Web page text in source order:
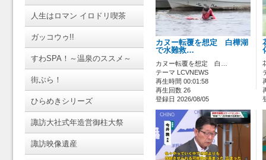
人生はロマン イロドリ喫茶
ガッコウゥ!!
すわSPA！～温泉のススメ～
街ぶら！
ひらめきシリーズ
諏訪大社式年造営御柱大祭
諏訪映像遺産
カヌー転覆を想定 白樺湖
で水難救…
カヌー転覆を想定 白…
テーマ LCVNEWS
再生時間 00:01:58
再生回数 26
登録日 2026/08/05